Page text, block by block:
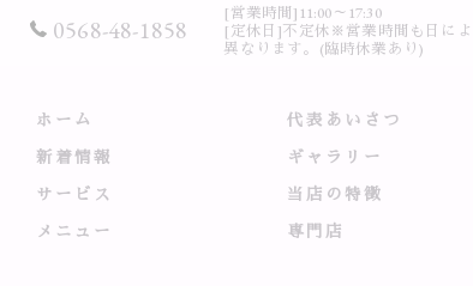
0568-48-1858
[営業時間]11:00～17:30
[定休日]不定休※営業時間も日によ
異なります。(臨時休業あり)
ホーム
新着情報
サービス
メニュー
代表あいさつ
ギャラリー
当店の特徴
専門店